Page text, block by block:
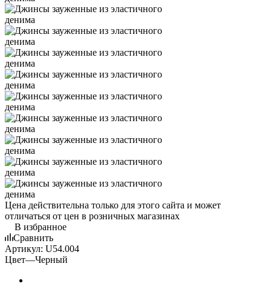
Цена действительна только для этого сайта и может
отличаться от цен в розничных магазинах
В избранное
Сравнить
Артикул: U54.004
Цвет—Черный